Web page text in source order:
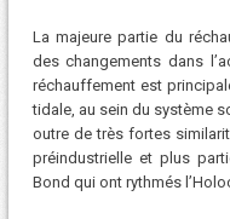
La majeure partie du
des changements dans
réchauffement est
tidale, au sein du système
outre de très fortes
préindustrielle et plus
Bond qui ont rythmés